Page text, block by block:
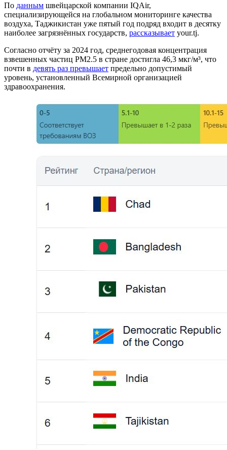
По данным швейцарской компании IQAir,
специализирующейся на глобальном мониторинге качества
воздуха, Таджикистан уже пятый год подряд входит в десятку
наиболее загрязнённых государств, рассказывает your.tj.
Согласно отчёту за 2024 год, среднегодовая концентрация
взвешенных частиц PM2.5 в стране достигла 46,3 мкг/м³, что
почти в девять раз превышает предельно допустимый
уровень, установленный Всемирной организацией
здравоохранения.